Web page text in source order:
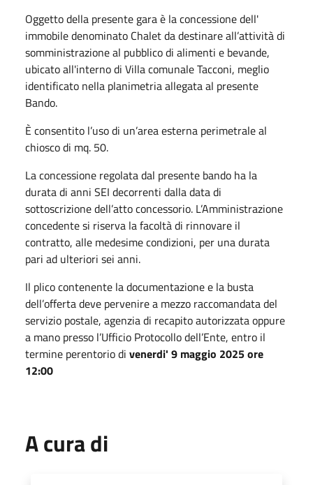
Oggetto della presente gara è la concessione dell'
immobile denominato Chalet da destinare all’attività di
somministrazione al pubblico di alimenti e bevande,
ubicato all'interno di Villa comunale Tacconi, meglio
identificato nella planimetria allegata al presente
Bando.
È consentito l’uso di un’area esterna perimetrale al
chiosco di mq. 50.
La concessione regolata dal presente bando ha la
durata di anni SEI decorrenti dalla data di
sottoscrizione dell’atto concessorio. L’Amministrazione
concedente si riserva la facoltà di rinnovare il
contratto, alle medesime condizioni, per una durata
pari ad ulteriori sei anni.
Il plico contenente la documentazione e la busta
dell’offerta deve pervenire a mezzo raccomandata del
servizio postale, agenzia di recapito autorizzata oppure
a mano presso l’Ufficio Protocollo dell’Ente, entro il
termine perentorio di venerdi' 9 maggio 2025 ore
12:00
A cura di